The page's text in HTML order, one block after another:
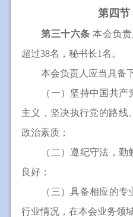
第四
第三十六条 本会负
超过38名，秘书长1名。
本会负责人应当具备
（一）坚持中国共
主义，坚决执行党的路线
政治素质；
（二）遵纪守法，
良好；
（三）具备相应的
行业情况，在本会业务领